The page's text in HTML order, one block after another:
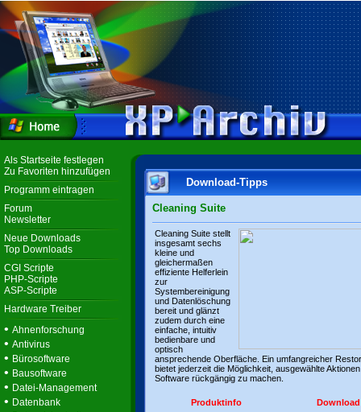
Als Startseite festlegen
Zu Favoriten hinzufügen
Programm eintragen
Forum
Newsletter
Neue Downloads
Top Downloads
CGI Scripte
PHP-Scripte
ASP-Scripte
Hardware Treiber
• Ahnenforschung
• Antivirus
• Bürosoftware
• Bausoftware
• Datei-Management
• Datenbank
Download-Tipps
Cleaning Suite
Cleaning Suite stellt
insgesamt sechs
kleine und
gleichermaßen
effiziente Helferlein
zur
Systembereinigung
und Datenlöschung
bereit und glänzt
zudem durch eine
einfache, intuitiv
bedienbare und
optisch
ansprechende Oberfläche. Ein umfangreicher
bietet jederzeit die Möglichkeit, ausgewählte
Software rückgängig zu machen.
Produktinfo Download